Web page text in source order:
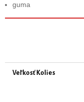
guma
Veľkosť Kolies